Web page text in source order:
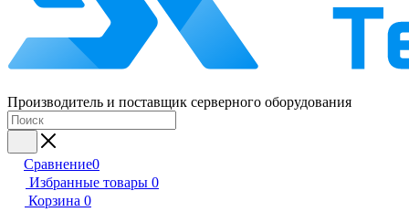
Производитель и поставщик серверного оборудования
Сравнение0
Избранные товары 0
Корзина 0